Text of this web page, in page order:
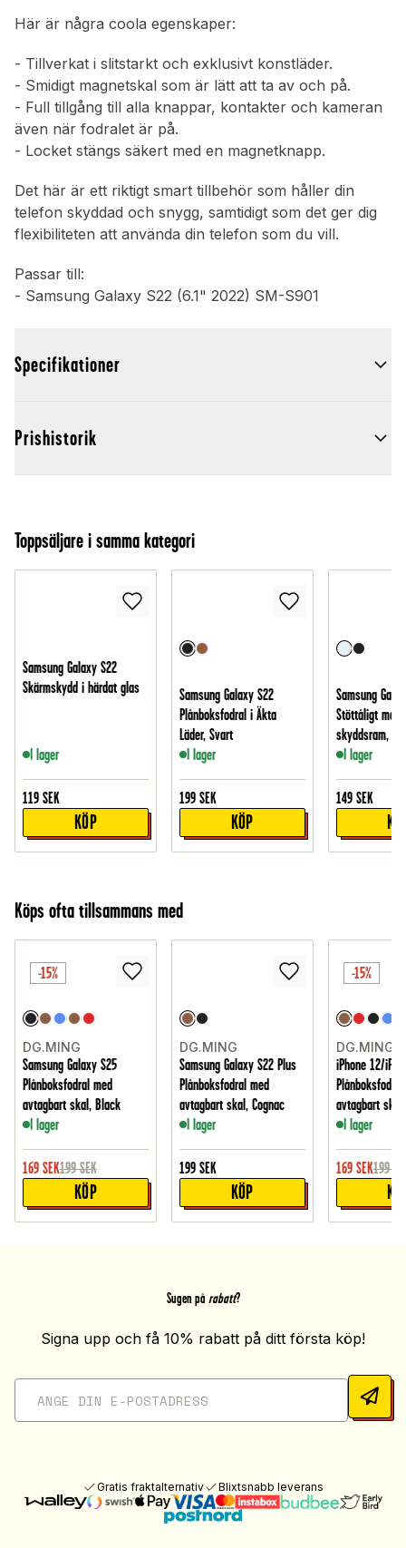
Här är några coola egenskaper:
- Tillverkat i slitstarkt och exklusivt konstläder.
- Smidigt magnetskal som är lätt att ta av och på.
- Full tillgång till alla knappar, kontakter och kameran
även när fodralet är på.
- Locket stängs säkert med en magnetknapp.
Det här är ett riktigt smart tillbehör som håller din
telefon skyddad och snygg, samtidigt som det ger dig
flexibiliteten att använda din telefon som du vill.
Passar till:
- Samsung Galaxy S22 (6.1" 2022) SM-S901
Specifikationer
Prishistorik
Toppsäljare i samma kategori
Samsung Galaxy S22
Skärmskydd i härdat glas
I lager
119 SEK
KÖP
Samsung Galaxy S22
Plånboksfodral i Äkta
Läder, Svart
I lager
199 SEK
KÖP
Samsung
Stöttåligt
skyddsram,
I lager
149 SEK
Köps ofta tillsammans med
-15%
DG.MING
Samsung Galaxy S25
Plånboksfodral med
avtagbart skal, Black
I lager
169 SEK199 SEK
KÖP
DG.MING
Samsung Galaxy S22 Plus
Plånboksfodral med
avtagbart skal, Cognac
I lager
199 SEK
KÖP
-15%
DG.MING
iPhone 12/
avtagbart
I lager
169 SEK199
Sugen på rabatt?
Signa upp och få 10% rabatt på ditt första köp!
Gratis fraktalternativ Blixtsnabb leverans